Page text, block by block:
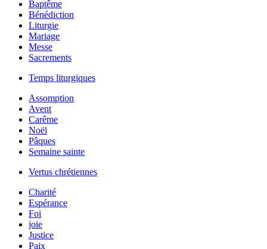
Baptême
Bénédiction
Liturgie
Mariage
Messe
Sacrements
Temps liturgiques
Assomption
Avent
Carême
Noël
Pâques
Semaine sainte
Vertus chrétiennes
Charité
Espérance
Foi
joie
Justice
Paix